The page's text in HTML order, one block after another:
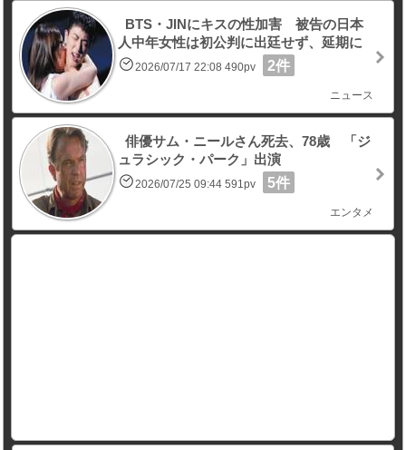
BTS・JINにキスの性加害 被告の日本
人中年女性は初公判に出廷せず、延期に
2026/07/17 22:08 490pv 2件
ニュース
俳優サム・ニールさん死去、78歳 「ジ
ュラシック・パーク」出演
2026/07/25 09:44 591pv 5件
エンタメ